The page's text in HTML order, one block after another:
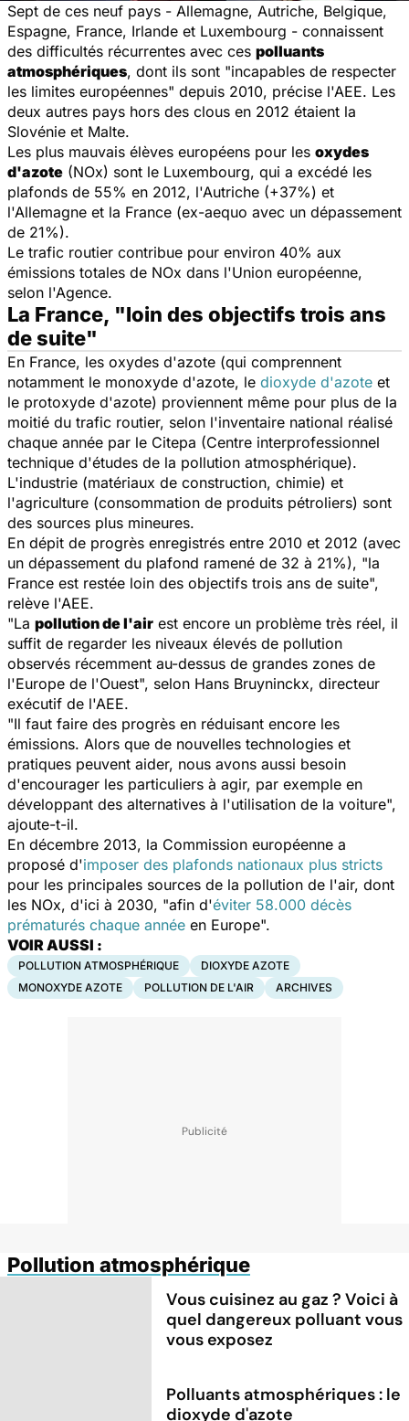
Sept de ces neuf pays - Allemagne, Autriche, Belgique,
Espagne, France, Irlande et Luxembourg - connaissent
des difficultés récurrentes avec ces polluants
atmosphériques, dont ils sont "incapables de respecter
les limites européennes" depuis 2010, précise l'AEE. Les
deux autres pays hors des clous en 2012 étaient la
Slovénie et Malte.
Les plus mauvais élèves européens pour les oxydes
d'azote (NOx) sont le Luxembourg, qui a excédé les
plafonds de 55% en 2012, l'Autriche (+37%) et
l'Allemagne et la France (ex-aequo avec un dépassement
de 21%).
Le trafic routier contribue pour environ 40% aux
émissions totales de NOx dans l'Union européenne,
selon l'Agence.
La France, "loin des objectifs trois ans
de suite"
En France, les oxydes d'azote (qui comprennent
notamment le monoxyde d'azote, le dioxyde d'azote et
le protoxyde d'azote) proviennent même pour plus de la
moitié du trafic routier, selon l'inventaire national réalisé
chaque année par le Citepa (Centre interprofessionnel
technique d'études de la pollution atmosphérique).
L'industrie (matériaux de construction, chimie) et
l'agriculture (consommation de produits pétroliers) sont
des sources plus mineures.
En dépit de progrès enregistrés entre 2010 et 2012 (avec
un dépassement du plafond ramené de 32 à 21%), "la
France est restée loin des objectifs trois ans de suite",
relève l'AEE.
"La pollution de l'air est encore un problème très réel, il
suffit de regarder les niveaux élevés de pollution
observés récemment au-dessus de grandes zones de
l'Europe de l'Ouest", selon Hans Bruyninckx, directeur
exécutif de l'AEE.
"Il faut faire des progrès en réduisant encore les
émissions. Alors que de nouvelles technologies et
pratiques peuvent aider, nous avons aussi besoin
d'encourager les particuliers à agir, par exemple en
développant des alternatives à l'utilisation de la voiture",
ajoute-t-il.
En décembre 2013, la Commission européenne a
proposé d'imposer des plafonds nationaux plus stricts
pour les principales sources de la pollution de l'air, dont
les NOx, d'ici à 2030, "afin d'éviter 58.000 décès
prématurés chaque année en Europe".
VOIR AUSSI :
POLLUTION ATMOSPHÉRIQUE
DIOXYDE AZOTE
MONOXYDE AZOTE
POLLUTION DE L'AIR ARCHIVES
Pollution atmosphérique
Vous cuisinez au gaz ? Voici à
quel dangereux polluant vous
vous exposez
Polluants atmosphériques : le
dioxyde d'azote